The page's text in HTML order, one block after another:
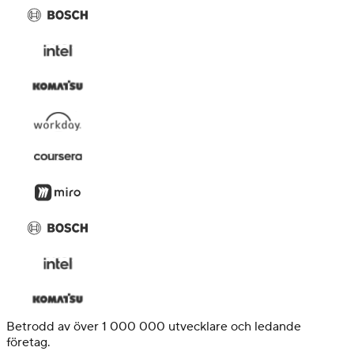
Betrodd av över 1 000 000 utvecklare och ledande
företag.